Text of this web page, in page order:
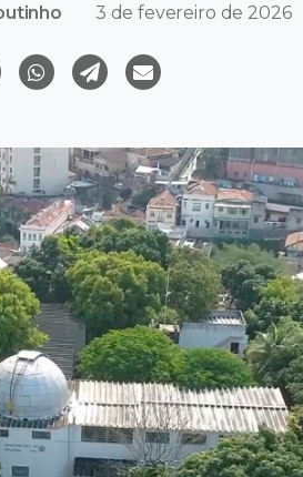
3 de fevereiro de 2026